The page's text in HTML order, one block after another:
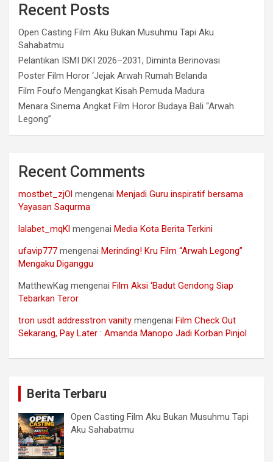
Recent Posts
Open Casting Film Aku Bukan Musuhmu Tapi Aku
Sahabatmu
Pelantikan ISMI DKI 2026–2031, Diminta Berinovasi
Poster Film Horor ‘Jejak Arwah Rumah Belanda
Film Foufo Mengangkat Kisah Pemuda Madura
Menara Sinema Angkat Film Horor Budaya Bali “Arwah
Legong”
Recent Comments
mostbet_zjOl mengenai Menjadi Guru inspiratif bersama
Yayasan Saqurma
lalabet_mqKl mengenai Media Kota Berita Terkini
ufavip777 mengenai Merinding! Kru Film “Arwah Legong”
Mengaku Diganggu
MatthewKag mengenai Film Aksi ‘Badut Gendong Siap
Tebarkan Teror
tron usdt addresstron vanity mengenai Film Check Out
Sekarang, Pay Later : Amanda Manopo Jadi Korban Pinjol
Berita Terbaru
Open Casting Film Aku Bukan Musuhmu Tapi
Aku Sahabatmu